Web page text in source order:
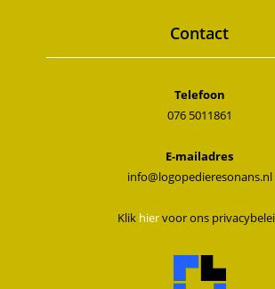
Contact
Telefoon
076 5011861
E-mailadres
info@logopedieresonans.nl
Klik hiervoor ons